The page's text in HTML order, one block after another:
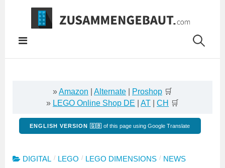
Springe
Inhalt
»Amazon Alternate Proshop 🛒
» LEGO Online Shop DE AT CH 🛒
ENGLISH VERSION 🇬🇧 of this page using Google Translate
DIGITAL / LEGO / LEGO DIMENSIONS / NEWS